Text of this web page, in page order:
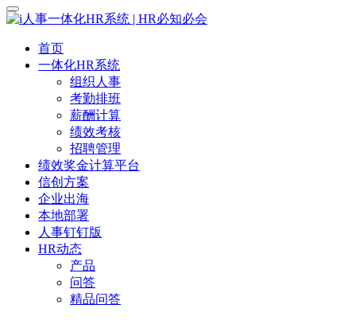
首页
一体化HR系统
组织人事
考勤排班
薪酬计算
绩效考核
招聘管理
绩效奖金计算平台
信创方案
企业出海
本地部署
人事钉钉版
HR动态
产品
问答
精品问答